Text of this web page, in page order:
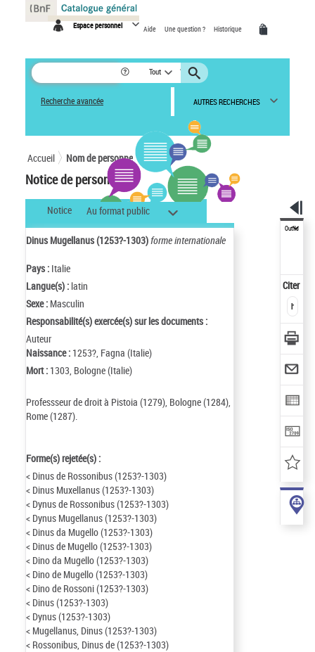
Espace personnel Aide Une question ? Historique
Tout
Recherche avancée AUTRES RECHERCHES
Accueil Nom de personne
Notice de personne
Notice Au format public
Dinus Mugellanus (1253?-1303)forme internationale
Pays : Italie
Langue(s) : latin
Sexe : Masculin
Responsabilité(s) exercée(s) sur les documents :
Auteur
Naissance : 1253?, Fagna (Italie)
Mort : 1303, Bologne (Italie)
Professseur de droit à Pistoia (1279), Bologne (1284),
Rome (1287).
Forme(s) rejetée(s) :
< Dinus de Rossonibus (1253?-1303)
< Dinus Muxellanus (1253?-1303)
< Dynus de Rossonibus (1253?-1303)
< Dynus Mugellanus (1253?-1303)
< Dinus da Mugello (1253?-1303)
< Dinus de Mugello (1253?-1303)
< Dino da Mugello (1253?-1303)
< Dino de Mugello (1253?-1303)
< Dino de Rossoni (1253?-1303)
< Dinus (1253?-1303)
< Dynus (1253?-1303)
< Mugellanus, Dinus (1253?-1303)
< Rossonibus, Dinus de (1253?-1303)
Outils
Citer
Panneau de gestion des cookies